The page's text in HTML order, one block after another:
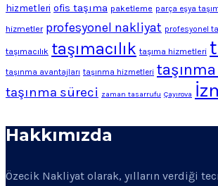
hizmetleri ofis taşıma paketleme parça eşya
hizmetler profesyonel nakliyat profesyonel
taşımacılık taşımacılık taşıma hizmetleri
taşınma avantajları taşınma hizmetleri
taşınma süreci zaman tasarrufu Çayırova
Hakkımızda
Özecik Nakliyat olarak, yılların verdiği